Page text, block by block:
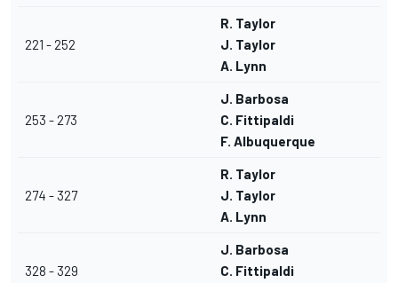
221 - 252
R. Taylor
J. Taylor
A. Lynn
253 - 273
J. Barbosa
C. Fittipaldi
F. Albuquerque
274 - 327
R. Taylor
J. Taylor
A. Lynn
328 - 329
J. Barbosa
C. Fittipaldi